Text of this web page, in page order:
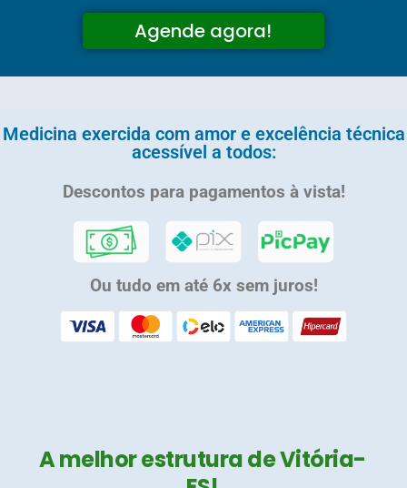
Agende agora!
Medicina exercida com amor e excelência técnica
acessível a todos:
Descontos para pagamentos à vista!
Ou tudo em até 6x sem juros!
A melhor estrutura de Vitória-